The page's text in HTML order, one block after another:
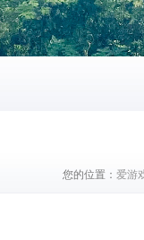
您的位置： 爱游